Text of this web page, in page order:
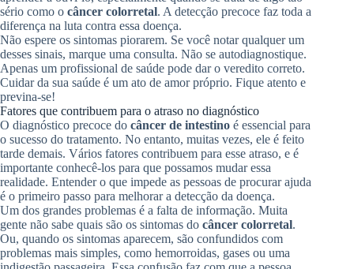
sério como o câncer colorretal. A detecção precoce faz toda a
diferença na luta contra essa doença.
Não espere os sintomas piorarem. Se você notar qualquer um
desses sinais, marque uma consulta. Não se autodiagnostique.
Apenas um profissional de saúde pode dar o veredito correto.
Cuidar da sua saúde é um ato de amor próprio. Fique atento e
previna-se!
Fatores que contribuem para o atraso no diagnóstico
O diagnóstico precoce do câncer de intestino é essencial para
o sucesso do tratamento. No entanto, muitas vezes, ele é feito
tarde demais. Vários fatores contribuem para esse atraso, e é
importante conhecê-los para que possamos mudar essa
realidade. Entender o que impede as pessoas de procurar ajuda
é o primeiro passo para melhorar a detecção da doença.
Um dos grandes problemas é a falta de informação. Muita
gente não sabe quais são os sintomas do câncer colorretal.
Ou, quando os sintomas aparecem, são confundidos com
problemas mais simples, como hemorroidas, gases ou uma